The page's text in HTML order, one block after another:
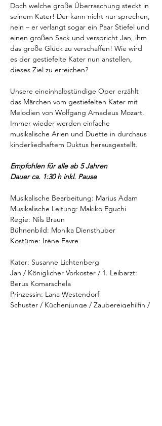
Doch welche große Überraschung steckt in
seinem Kater! Der kann nicht nur sprechen,
nein – er verlangt sogar ein Paar Stiefel und
einen großen Sack und verspricht Jan, ihm
das große Glück zu verschaffen! Wie wird
es der gestiefelte Kater nun anstellen,
dieses Ziel zu erreichen?
Unsere eineinhalbstündige Oper erzählt
das Märchen vom gestiefelten Kater mit
Melodien von Wolfgang Amadeus Mozart.
Immer wieder werden einfache
musikalische Arien und Duette in durchaus
kinderliedhaftem Duktus herausgestellt.
Empfohlen für alle ab 5 Jahren
Dauer ca. 1:30 h inkl. Pause
Musikalische Bearbeitung: Marius Adam
Musikalische Leitung: Makiko Eguchi
Regie: Nils Braun
Bühnenbild: Monika Diensthuber
Kostüme: Irène Favre
Kater: Susanne Lichtenberg
Jan / Königlicher Vorkoster / 1. Leibarzt:
Berus Komarschela
Prinzessin: Lana Westendorf
Schuster / Küchenjunge / Zaubereigehilfin /